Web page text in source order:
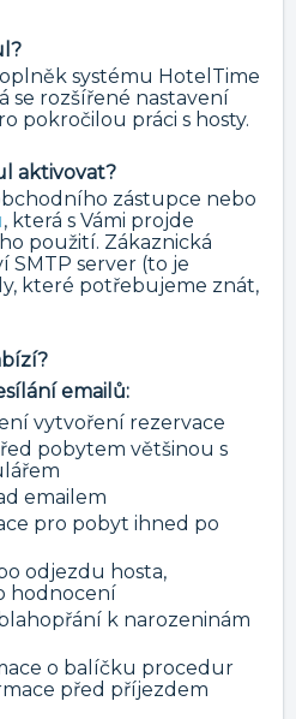
systému HotelTime
se rozšířené nastavení
pokročilou práci s hosty.
aktivovat?
zástupce nebo
, která s Vámi projde
použití. Zákaznická
SMTP server (to je
které potřebujeme znát,
emailů:
vytvoření rezervace
pobytem většinou s
emailem
pro pobyt ihned po
odjezdu hosta,
hodnocení
k narozeninám
o balíčku procedur
před příjezdem